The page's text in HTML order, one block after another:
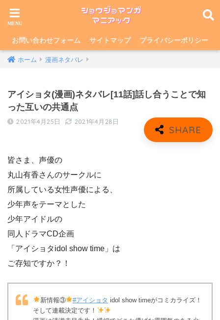
お問い合わせフォーム サイトマップ プライバシーポリシー
ホーム 漫画ネタバレ
アイショタ(漫画)ネタバレ[11話]話し合うことで知
った互いの共通点
2021年4月25日 2021年4月28日
皆さま、声優の
丸山有香さんのサークルに
所属している女性声優による、
少年声をテーマとした
少年アイドルの
同人ドラマCD企画
「アイショタidol show time」は
ご存知ですか？！
新情報③ #アイショタ idol show timeがコミカライズ！
そして連載決定です！